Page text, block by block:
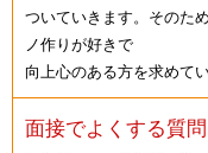
ついていきます。そのた
ノ作りが好きで
向上心のある方を求めてい
面接でよくする質問